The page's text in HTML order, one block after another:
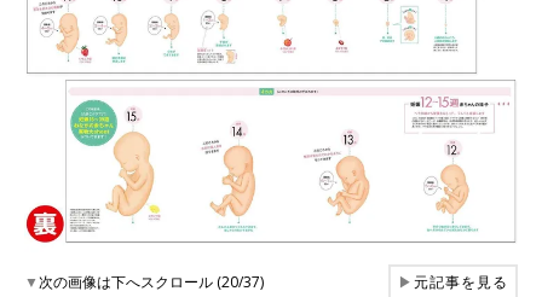
▼次の画像は下へスクロール (20/37) ▶元記事を見る